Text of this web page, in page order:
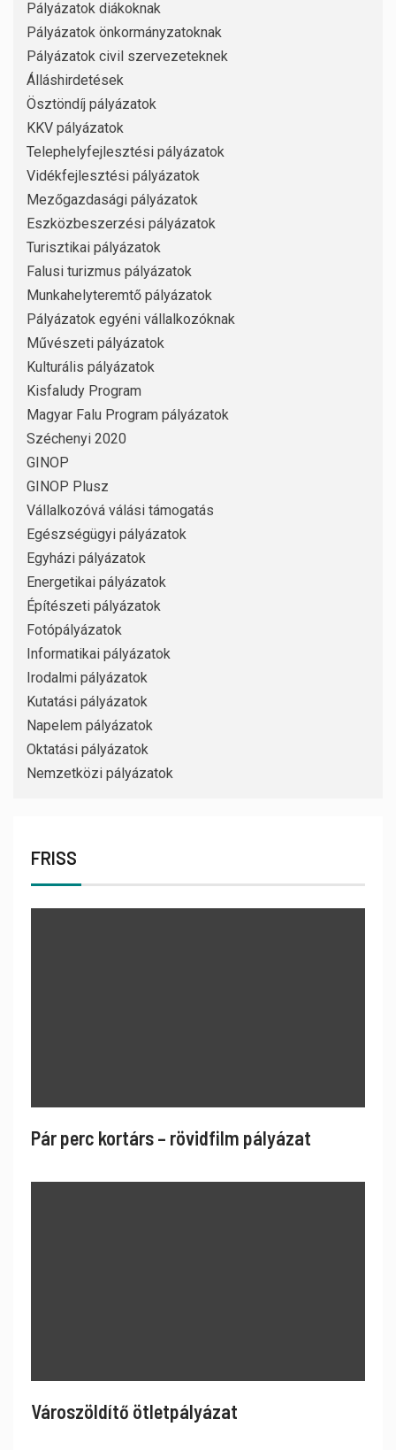
Pályázatok diákoknak
Pályázatok önkormányzatoknak
Pályázatok civil szervezeteknek
Álláshirdetések
Ösztöndíj pályázatok
KKV pályázatok
Telephelyfejlesztési pályázatok
Vidékfejlesztési pályázatok
Mezőgazdasági pályázatok
Eszközbeszerzési pályázatok
Turisztikai pályázatok
Falusi turizmus pályázatok
Munkahelyteremtő pályázatok
Pályázatok egyéni vállalkozóknak
Művészeti pályázatok
Kulturális pályázatok
Kisfaludy Program
Magyar Falu Program pályázatok
Széchenyi 2020
GINOP
GINOP Plusz
Vállalkozóvá válási támogatás
Egészségügyi pályázatok
Egyházi pályázatok
Energetikai pályázatok
Építészeti pályázatok
Fotópályázatok
Informatikai pályázatok
Irodalmi pályázatok
Kutatási pályázatok
Napelem pályázatok
Oktatási pályázatok
Nemzetközi pályázatok
FRISS
Pár perc kortárs – rövidfilm pályázat
Városzöldítő ötletpályázat